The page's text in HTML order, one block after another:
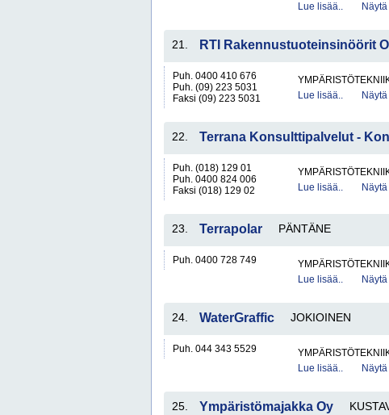
Lue lisää..
21. RTI Rakennustuoteinsinöörit
Puh. 0400 410 676
Puh. (09) 223 5031
Faksi (09) 223 5031
Lue lisää..
22. Terrana Konsulttipalvelut -
Puh. (018) 129 01
Puh. 0400 824 006
Faksi (018) 129 02
Lue lisää..
23. Terrapolar PÄNTÄNE
Puh. 0400 728 749
Lue lisää..
24. WaterGraffic JOKIOINEN
Puh. 044 343 5529
Lue lisää..
25. Ympäristömajakka Oy